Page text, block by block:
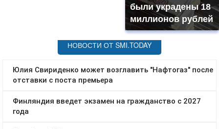
были украдены 18
миллионов рублей